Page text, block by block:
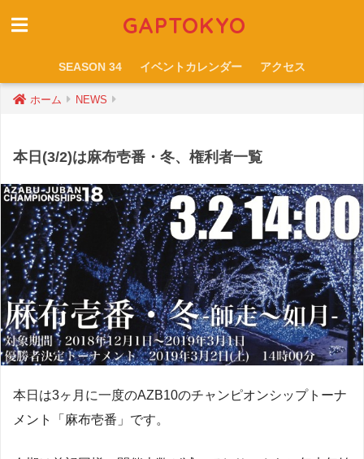
GAPTOKYO
SEASON 34 イベントカレンダー アクセス
ホーム NEWS
本日(3/2)は麻布壱番・冬、権利者一覧
本日は3ヶ月に一度のAZB10のチャンピオンシップトーナ
メント「麻布壱番」です。